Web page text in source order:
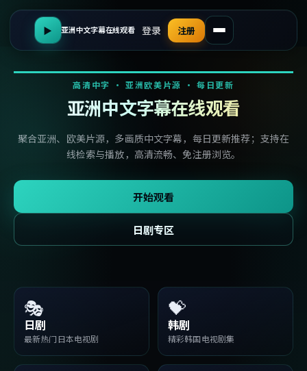
▶ 亚洲中文字幕在线观看 登录 注册
高清中字 · 亚洲欧美片源 · 每日更新
亚洲中文字幕在线观看
聚合亚洲、欧美片源，多画质中文字幕，每日更新推荐；支持在
线检索与播放，高清流畅、免注册浏览。
开始观看
日剧专区
🎭
日剧
最新热门日本电视剧
💝
韩剧
精彩韩国电视剧集